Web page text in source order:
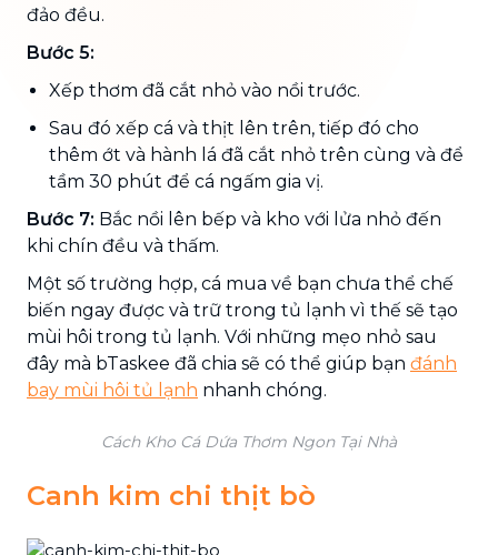
đảo đều.
Bước 5:
Xếp thơm đã cắt nhỏ vào nồi trước.
Sau đó xếp cá và thịt lên trên, tiếp đó cho
thêm ớt và hành lá đã cắt nhỏ trên cùng và để
tầm 30 phút để cá ngấm gia vị.
Bước 7: Bắc nồi lên bếp và kho với lửa nhỏ đến
khi chín đều và thấm.
Một số trường hợp, cá mua về bạn chưa thể chế
biến ngay được và trữ trong tủ lạnh vì thế sẽ tạo
mùi hôi trong tủ lạnh. Với những mẹo nhỏ sau
đây mà bTaskee đã chia sẽ có thể giúp bạn đánh
bay mùi hôi tủ lạnh nhanh chóng.
Cách Kho Cá Dứa Thơm Ngon Tại Nhà
Canh kim chi thịt bò